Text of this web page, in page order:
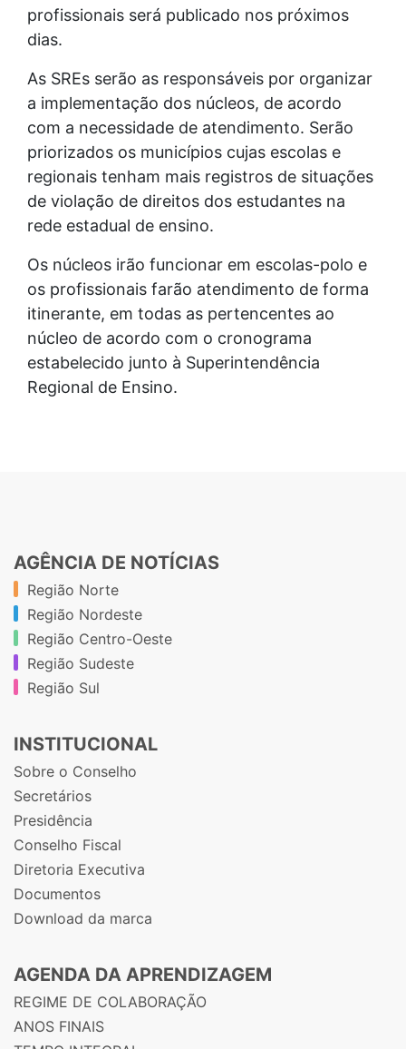
profissionais será publicado nos próximos
dias.
As SREs serão as responsáveis por organizar
a implementação dos núcleos, de acordo
com a necessidade de atendimento. Serão
priorizados os municípios cujas escolas e
regionais tenham mais registros de situações
de violação de direitos dos estudantes na
rede estadual de ensino.
Os núcleos irão funcionar em escolas-polo e
os profissionais farão atendimento de forma
itinerante, em todas as pertencentes ao
núcleo de acordo com o cronograma
estabelecido junto à Superintendência
Regional de Ensino.
AGÊNCIA DE NOTÍCIAS
Região Norte
Região Nordeste
Região Centro-Oeste
Região Sudeste
Região Sul
INSTITUCIONAL
Sobre o Conselho
Secretários
Presidência
Conselho Fiscal
Diretoria Executiva
Documentos
Download da marca
AGENDA DA APRENDIZAGEM
REGIME DE COLABORAÇÃO
ANOS FINAIS